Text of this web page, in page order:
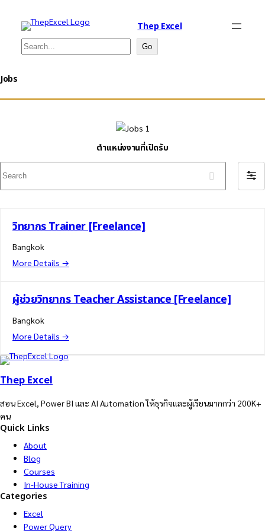
Thep Excel
Search Go
Jobs
ตำแหน่งงานที่เปิดรับ
Filter
by
วิทยากร Trainer [Freelance]
Bangkok
More Details
ผู้ช่วยวิทยากร Teacher Assistance [Freelance]
Bangkok
More Details
Thep Excel
สอน Excel, Power BI และ AI Automation ให้ธุรกิจและผู้เรียนมากกว่า 200K+
คน
Quick Links
About
Blog
Courses
In-House Training
Categories
Excel
Power Query